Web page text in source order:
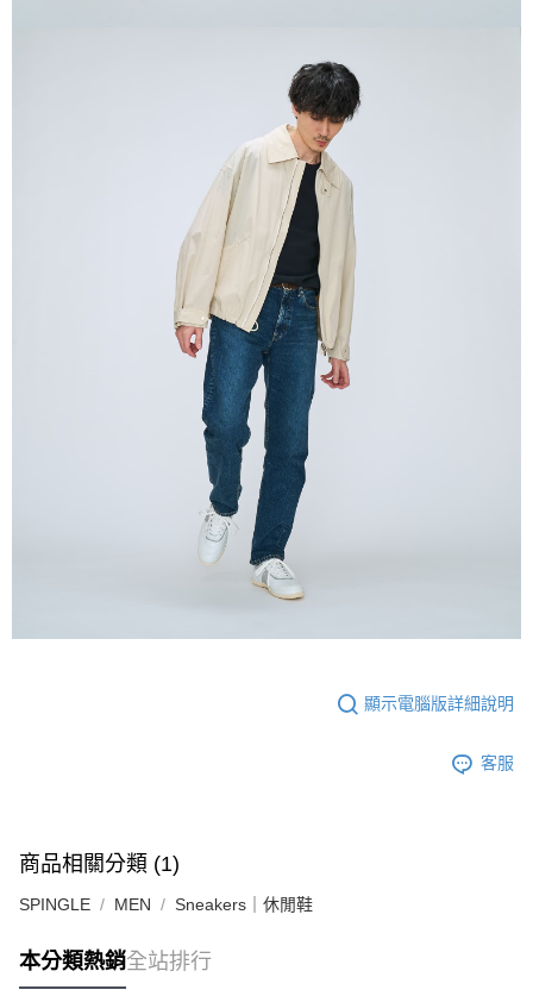
顯示電腦版詳細說明
客服
商品相關分類 (1)
SPINGLE MEN Sneakers｜休閒鞋
本分類熱銷全站排行